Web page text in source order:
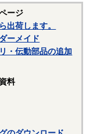
鉛粒子を均一
の表面に偏平
圧によるクリ
擦・摩耗性に優
機器部品に用
態です。鉄の
ージ
出荷します。
ーメイド
・伝動部品の追加
料